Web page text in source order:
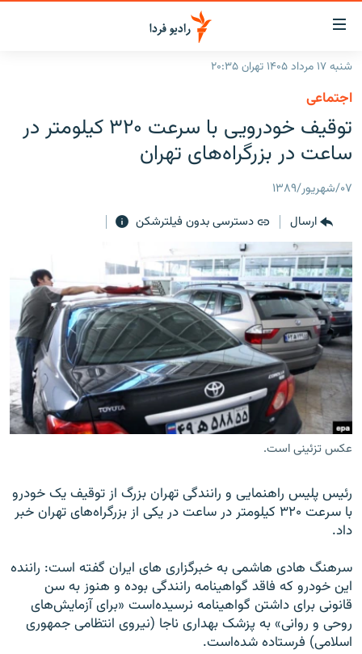
لینک‌های
قابلیت
دسترسی
بازگشت
منوی
اصلی
رفتن
صفحه
جستجو
ایران
جهان
برنامه‌های رادیویی
فرکانس‌ها
پادکست
چندرسانه‌ای
گزارش‌های تصویری
گزارش‌های ویدئویی
زنان فردا
English
به ما بپیوندید
زبان‌های دیگر
شنبه ۱۷ مرداد ۱۴۰۵ تهران ۲۰:۳۵
اجتماعی
توقیف خودرویی با سرعت ۳۲۰ کیلومتر در
ساعت در بزرگراه‌های تهران
۰۷/شهریور/۱۳۸۹
ارسال
دسترسی بدون فیلترشکن
عکس تزئینی است.
رئیس پلیس راهنمایی و رانندگی تهران بزرگ از توقیف یک خودرو
با سرعت ۳۲۰ کیلومتر در ساعت در یکی از بزرگراه‌های تهران خبر
داد.
سرهنگ هادی هاشمی به خبرگزاری های ایران گفته است: راننده
این خودرو که فاقد گواهینامه رانندگی بوده و هنوز به سن
قانونی برای داشتن گواهینامه نرسیده‌است «برای آزمایش‌های
روحی و روانی» به پزشک بهداری ناجا (نیروی انتظامی جمهوری
اسلامی) فرستاده شده‌است.